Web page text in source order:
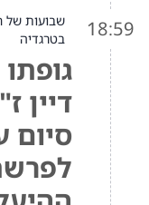
18:59
שבועות של
בטרגדיה
דיין
סיום